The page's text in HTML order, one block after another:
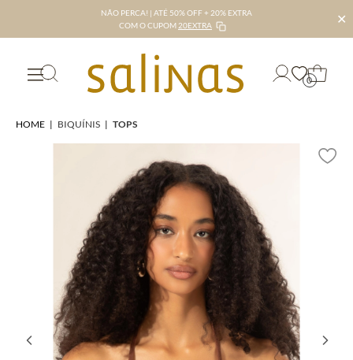
NÃO PERCA! | ATÉ 50% OFF + 20% EXTRA
COM O CUPOM 20EXTRA ✕
0
HOME | BIQUÍNIS | TOPS